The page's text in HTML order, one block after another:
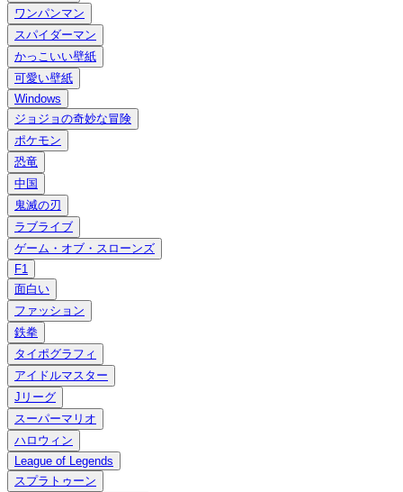
ワンパンマン
スパイダーマン
かっこいい壁紙
可愛い壁紙
Windows
ジョジョの奇妙な冒険
ポケモン
恐竜
中国
鬼滅の刃
ラブライブ
ゲーム・オブ・スローンズ
F1
面白い
ファッション
鉄拳
タイポグラフィ
アイドルマスター
Jリーグ
スーパーマリオ
ハロウィン
League of Legends
スプラトゥーン